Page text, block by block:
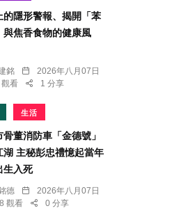
的隱形警報、揭開「苯
與焦香食物的健康風
銘
2026年八月07日
看
1 分享
生活
骨董消防車「金德號」
湖 主秘彭忠禮憶起當年
生入死
德
2026年八月07日
觀看
0 分享